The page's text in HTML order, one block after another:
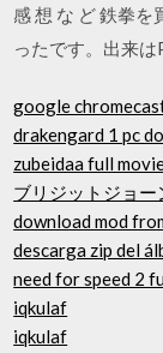
感 想 な ど 鉄拳
ったです。出来は
google
drakengard 1 pc
zubeidaa full
ブリジットジョ
download mod
descarga zip del
need for speed 2
iqkulaf
iqkulaf